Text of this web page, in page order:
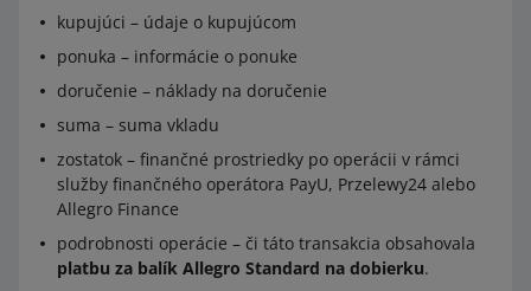
kupujúci – údaje o kupujúcom
ponuka – informácie o ponuke
doručenie – náklady na doručenie
suma – suma vkladu
zostatok – finančné prostriedky po operácii v rámci
služby finančného operátora PayU, Przelewy24 alebo
Allegro Finance
podrobnosti operácie – či táto transakcia obsahovala
platbu za balík Allegro Standard na dobierku.